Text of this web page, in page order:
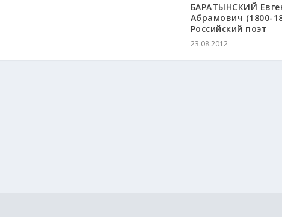
БАРАТЫНСКИЙ
Абрамович (1800-
Российский поэт
23.08.2012